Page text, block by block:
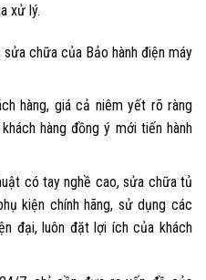
xử lý.
chữa của Bảo hành điện máy
hàng, giá cả niêm yết rõ ràng
hàng đồng ý mới tiến hành
có tay nghề cao,sửa chữa tủ
kiện chính hãng, sử dụng các
đại, luôn đặt lợi ích của khách